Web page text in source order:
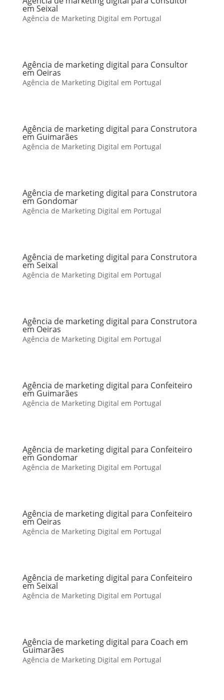
em Seixal
Agência de Marketing Digital em Portugal
Agência de marketing digital para Consultor
em Oeiras
Agência de Marketing Digital em Portugal
Agência de marketing digital para Construtora
em Guimarães
Agência de Marketing Digital em Portugal
Agência de marketing digital para Construtora
em Gondomar
Agência de Marketing Digital em Portugal
Agência de marketing digital para Construtora
em Seixal
Agência de Marketing Digital em Portugal
Agência de marketing digital para Construtora
em Oeiras
Agência de Marketing Digital em Portugal
Agência de marketing digital para Confeiteiro
em Guimarães
Agência de Marketing Digital em Portugal
Agência de marketing digital para Confeiteiro
em Gondomar
Agência de Marketing Digital em Portugal
Agência de marketing digital para Confeiteiro
em Oeiras
Agência de Marketing Digital em Portugal
Agência de marketing digital para Confeiteiro
em Seixal
Agência de Marketing Digital em Portugal
Agência de marketing digital para Coach em
Guimarães
Agência de Marketing Digital em Portugal